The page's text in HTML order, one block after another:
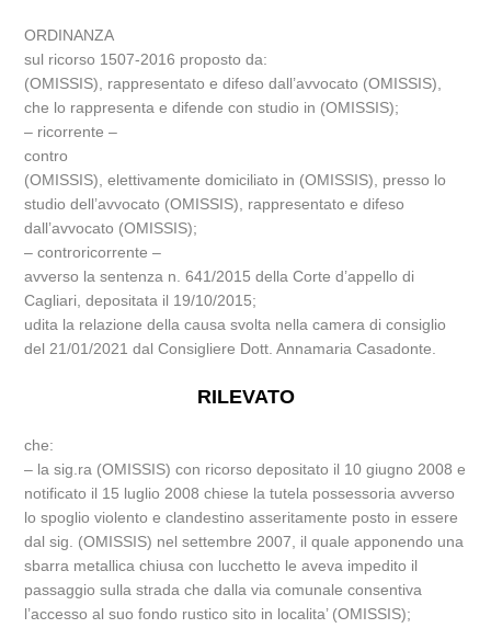
ORDINANZA
sul ricorso 1507-2016 proposto da:
(OMISSIS), rappresentato e difeso dall’avvocato (OMISSIS),
che lo rappresenta e difende con studio in (OMISSIS);
– ricorrente –
contro
(OMISSIS), elettivamente domiciliato in (OMISSIS), presso lo
studio dell’avvocato (OMISSIS), rappresentato e difeso
dall’avvocato (OMISSIS);
– controricorrente –
avverso la sentenza n. 641/2015 della Corte d’appello di
Cagliari, depositata il 19/10/2015;
udita la relazione della causa svolta nella camera di consiglio
del 21/01/2021 dal Consigliere Dott. Annamaria Casadonte.
RILEVATO
che:
– la sig.ra (OMISSIS) con ricorso depositato il 10 giugno 2008 e
notificato il 15 luglio 2008 chiese la tutela possessoria avverso
lo spoglio violento e clandestino asseritamente posto in essere
dal sig. (OMISSIS) nel settembre 2007, il quale apponendo una
sbarra metallica chiusa con lucchetto le aveva impedito il
passaggio sulla strada che dalla via comunale consentiva
l’accesso al suo fondo rustico sito in localita’ (OMISSIS);